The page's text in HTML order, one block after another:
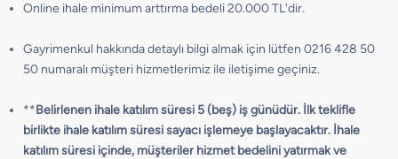
Online ihale minimum arttırma bedeli 20.000 TL'dir.
Gayrimenkul hakkında detaylı bilgi almak için lütfen 0216 428 50
50 numaralı müşteri hizmetlerimiz ile iletişime geçiniz.
**Belirlenen ihale katılım süresi 5 (beş) iş günüdür. İlk teklifle
birlikte ihale katılım süresi sayacı işlemeye başlayacaktır. İhale
katılım süresi içinde, müşteriler hizmet bedelini yatırmak ve